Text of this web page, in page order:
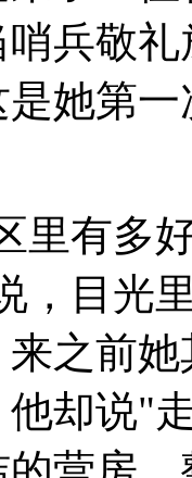
兵敬
她第一
里有多
，目光
来之前
却说"